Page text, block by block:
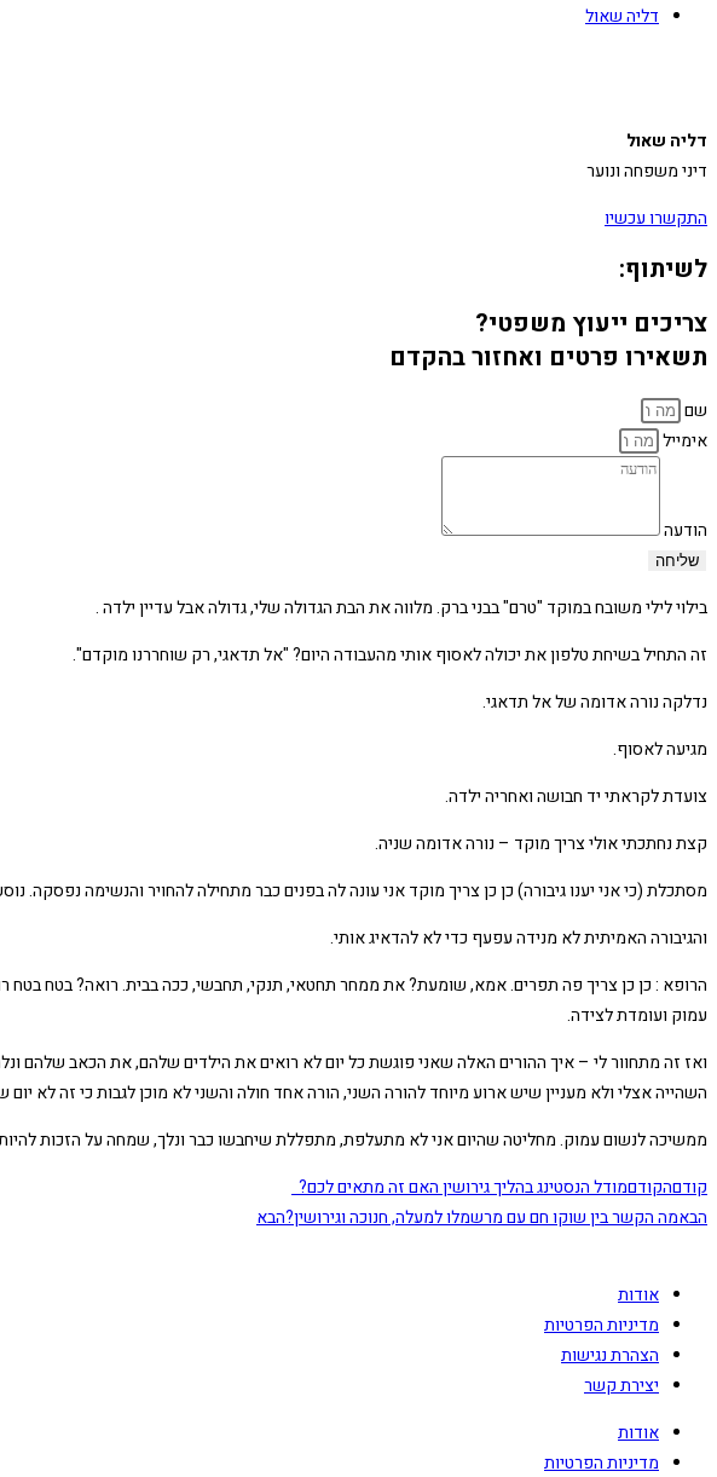
דליה שאול
דליה שאול
דיני משפחה ונוער
התקשרו עכשיו
לשיתוף:
צריכים ייעוץ משפטי?
תשאירו פרטים ואחזור בהקדם
שם
אימייל
הודעה
שליחה
בילוי לילי משובח במוקד "טרם" בבני ברק. מלווה את הבת הגדולה שלי, גדולה אבל עדיין ילדה .
זה התחיל בשיחת טלפון את יכולה לאסוף אותי מהעבודה היום? "אל תדאגי, רק שוחררנו מוקדם".
נדלקה נורה אדומה של אל תדאגי.
מגיעה לאסוף.
צועדת לקראתי יד חבושה ואחריה ילדה.
קצת נחתכתי אולי צריך מוקד – נורה אדומה שניה.
מסתכלת (כי אני יענו גיבורה) כן כן צריך מוקד אני עונה לה בפנים כבר מתחילה להחויר והנשימה נפסקה.
והגיבורה האמיתית לא מנידה עפעף כדי לא להדאיג אותי.
הרופא : כן כן צריך פה תפרים. אמא, שומעת? את ממחר תחטאי, תנקי, תחבשי, ככה בבית. רואה? בטח בטח
עמוק ועומדת לצידה.
השהייה אצלי ולא מעניין שיש ארוע מיוחד להורה השני, הורה אחד חולה והשני לא מוכן לגבות כי זה לא יום
ממשיכה לנשום עמוק. מחליטה שהיום אני לא מתעלפת, מתפללת שיחבשו כבר ונלך, שמחה על הזכות
קודםהקודםמודל הנסטינג בהליך גירושין האם זה מתאים לכם?
הבאמה הקשר בין שוקו חם עם מרשמלו למעלה, חנוכה וגירושין?הבא
אודות
מדיניות הפרטיות
הצהרת נגישות
יצירת קשר
אודות
מדיניות הפרטיות